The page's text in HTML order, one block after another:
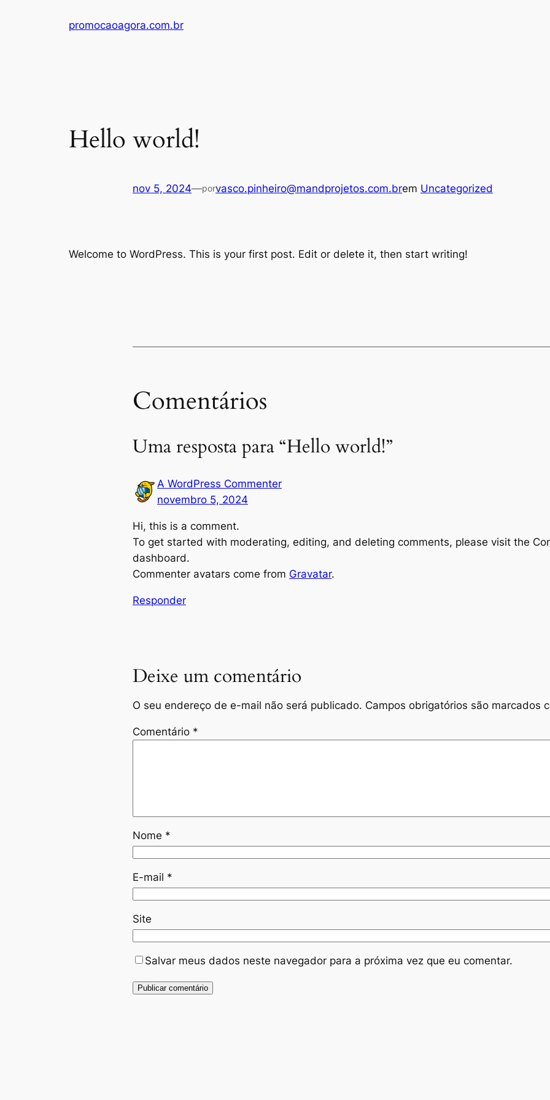
promocaoagora.com.br
Hello world!
nov 5, 2024—porvasco.pinheiro@mandprojetos.com.brem Uncategorized
Welcome to WordPress. This is your first post. Edit or delete it, then start writing!
Comentários
Uma resposta para “Hello world!”
A WordPress Commenter
novembro 5, 2024
Hi, this is a comment.
To get started with moderating, editing, and deleting comments, please visit the
dashboard.
Commenter avatars come from Gravatar.
Responder
Deixe um comentário
O seu endereço de e-mail não será publicado. Campos obrigatórios são marcados
Comentário *
Nome *
E-mail *
Site
Salvar meus dados neste navegador para a próxima vez que eu comentar.